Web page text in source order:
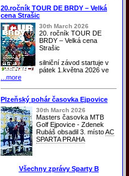
20.ročník TOUR DE BRDY – Velká
cena Strašic
30th March 2026
20. ročník TOUR DE
BRDY – Velká cena
Strašic
silniční závod startuje v
pátek 1.května 2026 ve
...more
Plzeňský pohár časovka Ejpovice
30th March 2026
Masters časovka MTB
Golf Ejpovice - Zdenek
Rubáš obsadil 3. místoAC
SPARTA PRAHA
Všechny zprávy Sparty B